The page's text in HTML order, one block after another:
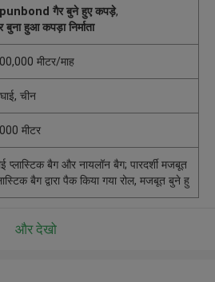
गैर बुने हुए कपड़े,
बुना हुआ कपड़ा निर्माता
मीटर/माह
चीन
मीटर
प्लास्टिक बैग और नायलॉन बैग; पारदर्शी मजबूत
बैग द्वारा पैक किया गया रोल, मजबूत बुने हु
और देखो